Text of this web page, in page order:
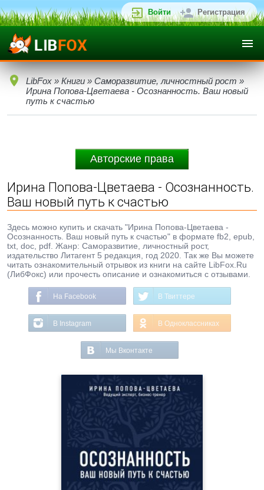
Войти Регистрация
LibFox » Книги » Саморазвитие, личностный рост »
Ирина Попова-Цветаева - Осознанность. Ваш новый
путь к счастью
Авторские права
Ирина Попова-Цветаева - Осознанность.
Ваш новый путь к счастью
Здесь можно купить и скачать "Ирина Попова-Цветаева -
Осознанность. Ваш новый путь к счастью" в формате fb2, epub,
txt, doc, pdf. Жанр: Саморазвитие, личностный рост,
издательство Литагент 5 редакция, год 2020. Так же Вы можете
читать ознакомительный отрывок из книги на сайте LibFox.Ru
(ЛибФокс) или прочесть описание и ознакомиться с отзывами.
На Facebook В Твиттере
В Instagram В Одноклассниках
Мы Вконтакте